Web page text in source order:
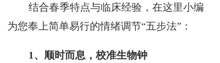
结合春季特点与临床经验， 在这里小编
为您奉上简单易行的情绪调节“五步法”：
1、 顺时而息，校准生物钟